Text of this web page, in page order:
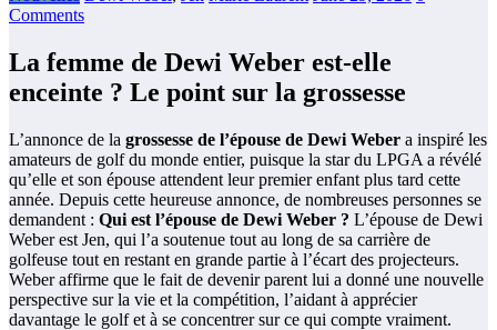
Comments
La femme de Dewi Weber est-elle
enceinte ? Le point sur la grossesse
L’annonce de la grossesse de l’épouse de Dewi Weber a inspiré les
amateurs de golf du monde entier, puisque la star du LPGA a révélé
qu’elle et son épouse attendent leur premier enfant plus tard cette
année. Depuis cette heureuse annonce, de nombreuses personnes se
demandent : Qui est l’épouse de Dewi Weber ? L’épouse de Dewi
Weber est Jen, qui l’a soutenue tout au long de sa carrière de
golfeuse tout en restant en grande partie à l’écart des projecteurs.
Weber affirme que le fait de devenir parent lui a donné une nouvelle
perspective sur la vie et la compétition, l’aidant à apprécier
davantage le golf et à se concentrer sur ce qui compte vraiment.